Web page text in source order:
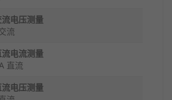
电压测量
流
电流测量
直流
电压测量